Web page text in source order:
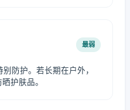
最弱
防护。若长期在户外，
护肤品。